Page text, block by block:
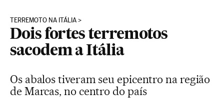
TERREMOTO NA ITÁLIA
Dois fortes terremotos
sacodem a Itália
Os abalos tiveram seu epicentro na região
de Marcas, no centro do país